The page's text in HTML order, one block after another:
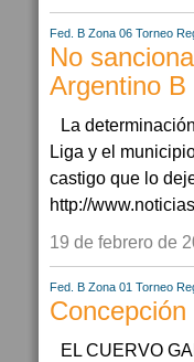
Fed. B Zona 06 Torneo
No
Argentino B
La
Liga y el
castigo que lo
http://
19 de febrero de
Fed. B Zona 01 Torneo
EL CUERVO